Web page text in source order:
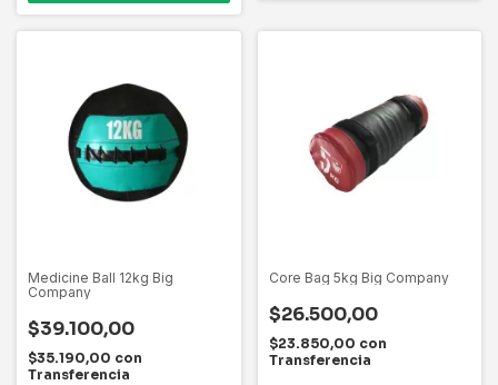
Medicine Ball 12kg Big
Company
$39.100,00
$35.190,00 con
Transferencia
Core Bag 5kg Big Company
$26.500,00
$23.850,00 con
Transferencia